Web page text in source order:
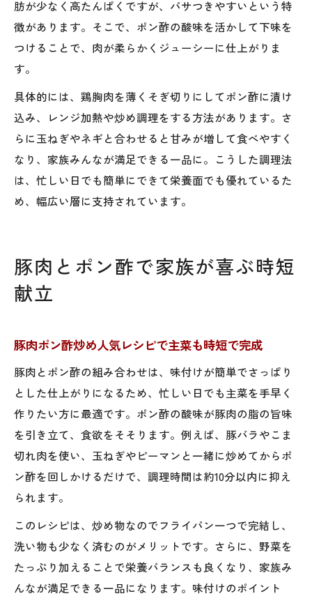
肪が少なく高たんぱくですが、パサつきやすいという特
徴があります。そこで、ポン酢の酸味を活かして下味を
つけることで、肉が柔らかくジューシーに仕上がりま
す。
具体的には、鶏胸肉を薄くそぎ切りにしてポン酢に漬け
込み、レンジ加熱や炒め調理をする方法があります。さ
らに玉ねぎやネギと合わせると甘みが増して食べやすく
なり、家族みんなが満足できる一品に。こうした調理法
は、忙しい日でも簡単にできて栄養面でも優れているた
め、幅広い層に支持されています。
豚肉とポン酢で家族が喜ぶ時短
献立
豚肉ポン酢炒め人気レシピで主菜も時短で完成
豚肉とポン酢の組み合わせは、味付けが簡単でさっぱり
とした仕上がりになるため、忙しい日でも主菜を手早く
作りたい方に最適です。ポン酢の酸味が豚肉の脂の旨味
を引き立て、食欲をそそります。例えば、豚バラやこま
切れ肉を使い、玉ねぎやピーマンと一緒に炒めてからポ
ン酢を回しかけるだけで、調理時間は約10分以内に抑え
られます。
このレシピは、炒め物なのでフライパン一つで完結し、
洗い物も少なく済むのがメリットです。さらに、野菜を
たっぷり加えることで栄養バランスも良くなり、家族み
んなが満足できる一品になります。味付けのポイント